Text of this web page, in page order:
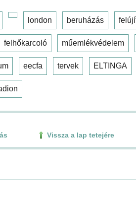
london beruházás
felhőkarcoló műemlékvédelem
eecfa tervek ELTINGA
Vissza a lap tetejére